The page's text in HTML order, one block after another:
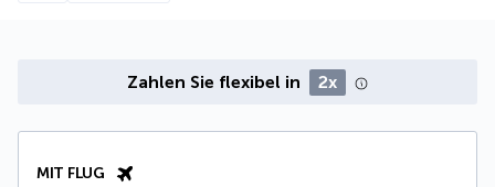
Zahlen Sie flexibel in 2x
MIT FLUG